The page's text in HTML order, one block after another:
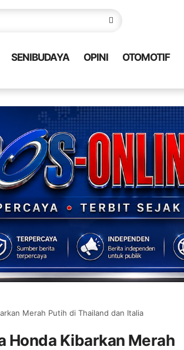
SENIBUDAYA OPINI OTOMOTIF
Merah Putih di Thailand dan Italia
Honda Kibarkan Merah